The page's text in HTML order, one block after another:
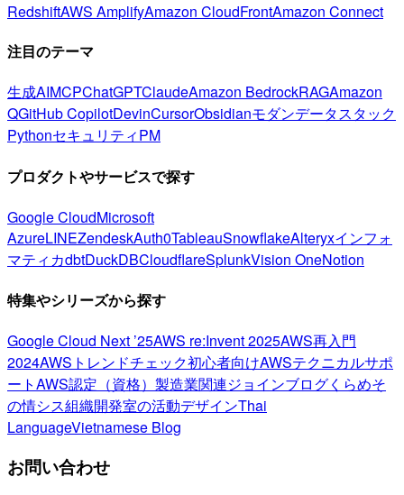
RedshiftAWS AmplifyAmazon CloudFrontAmazon Connect
注目のテーマ
生成AIMCPChatGPTClaudeAmazon BedrockRAGAmazon
QGitHub CopilotDevinCursorObsidianモダンデータスタック
PythonセキュリティPM
プロダクトやサービスで探す
Google CloudMicrosoft
AzureLINEZendeskAuth0TableauSnowflakeAlteryxインフォ
マティカdbtDuckDBCloudflareSplunkVision OneNotion
特集やシリーズから探す
Google Cloud Next ’25AWS re:Invent 2025AWS再入門
2024AWSトレンドチェック初心者向けAWSテクニカルサポ
ートAWS認定（資格） 製造業関連ジョインブログくらめそ
の情シス組織開発室の活動デザインThai
LanguageVietnamese Blog
お問い合わせ